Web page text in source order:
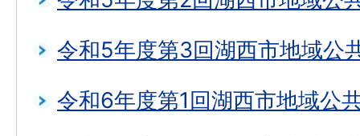
令和5年度第3回湖西市地域公
令和6年度第1回湖西市地域公